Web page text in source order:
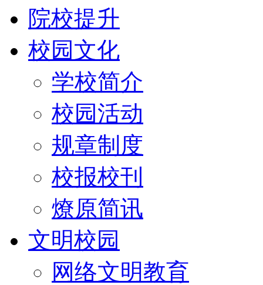
院校提升
校园文化
学校简介
校园活动
规章制度
校报校刊
燎原简讯
文明校园
网络文明教育